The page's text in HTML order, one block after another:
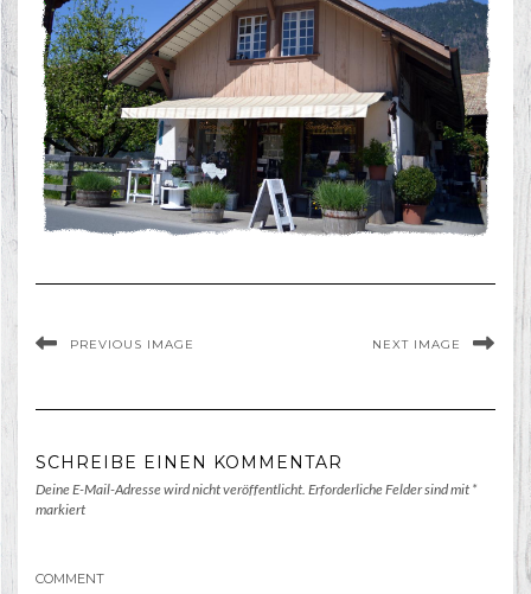
PREVIOUS IMAGE NEXT IMAGE
SCHREIBE EINEN KOMMENTAR
Deine E-Mail-Adresse wird nicht veröffentlicht. Erforderliche Felder sind mit *
markiert
COMMENT